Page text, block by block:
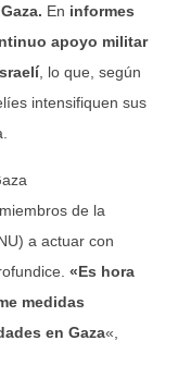
En informes
apoyo militar
, lo que, según
intensifiquen sus
de la
a actuar con
«Es hora
medidas
en Gaza«,